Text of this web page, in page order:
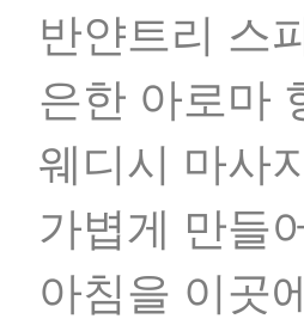
반얀트리 스
은한 아로마
웨디시 마사
가볍게 만들
아침을 이곳